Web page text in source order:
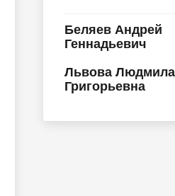
Беляев Андрей
Геннадьевич
Львова Людмила
Григорьевна